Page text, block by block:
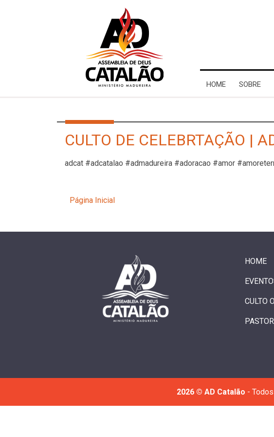
HOME SOBRE
CULTO DE CELEBRTAÇÃO |
adcat #adcatalao #admadureira #adoracao #amor
Página Inicial
HOME
CULTO
2026 © AD Catalão -